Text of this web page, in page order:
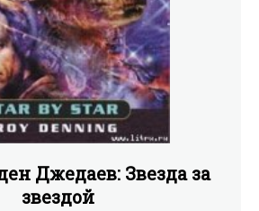
Джедаев: Звезда за
звездой